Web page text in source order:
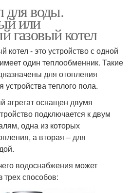
для воды.
или
газовый котел
котел - это устройство с одной
один теплообменник. Такие
для отопления
устройства теплого пола.
агрегат оснащен двумя
подключается к двум
одна из которых
а вторая – для
водоснабжения может
трех способов: